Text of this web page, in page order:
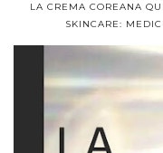
LA CREMA COREANA
SKINCARE: